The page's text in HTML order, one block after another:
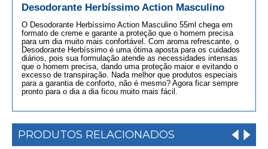
Desodorante Herbíssimo Action Masculino
O Desodorante Herbíssimo Action Masculino 55ml chega em
formato de creme e garante a proteção que o homem precisa
para um dia muito mais confortável. Com aroma refrescante, o
Desodorante Herbíssimo é uma ótima aposta para os cuidados
diários, pois sua formulação atende as necessidades intensas
que o homem precisa, dando uma proteção maior e evitando o
excesso de transpiração. Nada melhor que produtos especiais
para a garantia de conforto, não é mesmo? Agora ficar sempre
pronto para o dia a dia ficou muito mais fácil.
PRODUTOS RELACIONADOS